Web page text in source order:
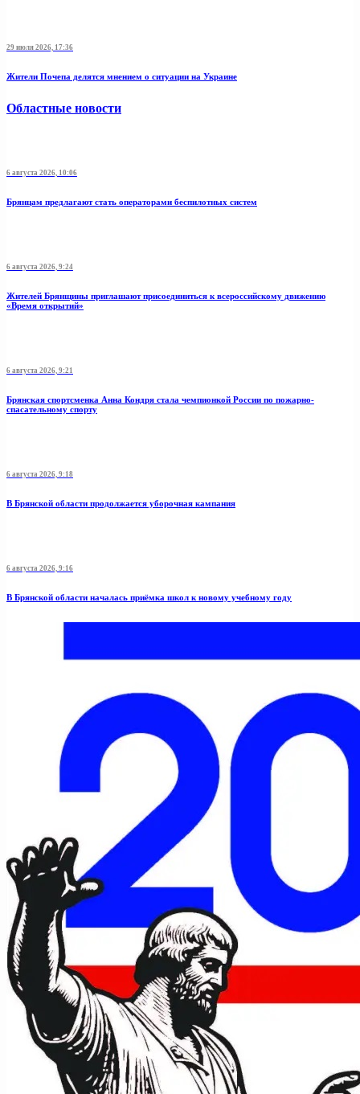
29 июля 2026, 17:36
Жители Почепа делятся мнением о ситуации на Украине
Областные новости
6 августа 2026, 10:06
Брянцам предлагают стать оперaторами бeспилотных систeм
6 августа 2026, 9:24
Жителей Брянщины приглашают присоединиться к всероссийскому движению
«Время открытий»
6 августа 2026, 9:21
Брянская спортсменка Анна Кондря стала чемпионкой России по пожарно-
спасательному спорту
6 августа 2026, 9:18
В Брянской области продолжается уборочная кампания
6 августа 2026, 9:16
В Брянской области началась приёмка школ к новому учебному году